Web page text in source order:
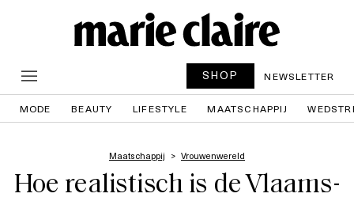
SHOP NEWSLETTER
MODE BEAUTY LIFESTYLE MAATSCHAPPIJ
Maatschappij Vrouwenwereld
Hoe realistisch is de Vlaams-